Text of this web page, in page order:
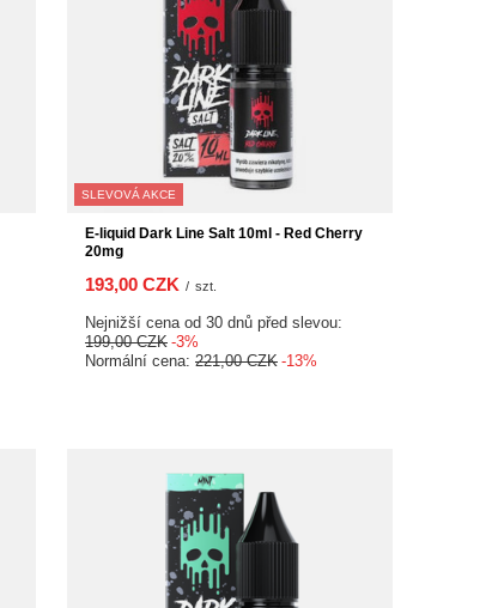
SLEVOVÁ AKCE
E-liquid Dark Line Salt 10ml - Red Cherry
20mg
193,00 CZK / szt.
Nejnižší cena od 30 dnů před slevou:
199,00 CZK -3%
Normální cena: 221,00 CZK -13%